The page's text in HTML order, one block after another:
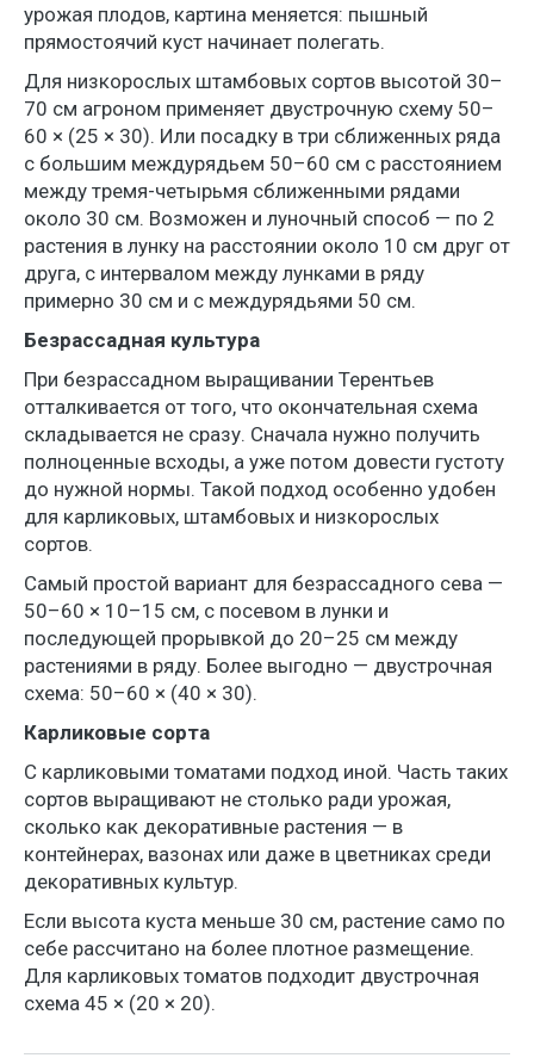
урожая плодов, картина меняется: пышный
прямостоячий куст начинает полегать.
Для низкорослых штамбовых сортов высотой 30–
70 см агроном применяет двустрочную схему 50–
60 × (25 × 30). Или посадку в три сближенных ряда
с большим междурядьем 50–60 см с расстоянием
между тремя-четырьмя сближенными рядами
около 30 см. Возможен и луночный способ — по 2
растения в лунку на расстоянии около 10 см друг от
друга, с интервалом между лунками в ряду
примерно 30 см и с междурядьями 50 см.
Безрассадная культура
При безрассадном выращивании Терентьев
отталкивается от того, что окончательная схема
складывается не сразу. Сначала нужно получить
полноценные всходы, а уже потом довести густоту
до нужной нормы. Такой подход особенно удобен
для карликовых, штамбовых и низкорослых
сортов.
Самый простой вариант для безрассадного сева —
50–60 × 10–15 см, с посевом в лунки и
последующей прорывкой до 20–25 см между
растениями в ряду. Более выгодно — двустрочная
схема: 50–60 × (40 × 30).
Карликовые сорта
С карликовыми томатами подход иной. Часть таких
сортов выращивают не столько ради урожая,
сколько как декоративные растения — в
контейнерах, вазонах или даже в цветниках среди
декоративных культур.
Если высота куста меньше 30 см, растение само по
себе рассчитано на более плотное размещение.
Для карликовых томатов подходит двустрочная
схема 45 × (20 × 20).